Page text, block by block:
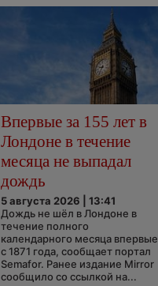
Впервые за 155 лет в
Лондоне в течение
месяца не выпадал
дождь
5 августа 2026 | 13:41
Дождь не шёл в Лондоне в
течение полного
календарного месяца впервые
с 1871 года, сообщает портал
Semafor. Ранее издание Mirror
сообщило со ссылкой на...